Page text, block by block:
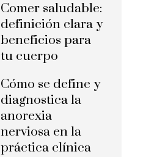
Comer saludable:
definición clara y
beneficios para
tu cuerpo
Cómo se define y
diagnostica la
anorexia
nerviosa en la
práctica clínica